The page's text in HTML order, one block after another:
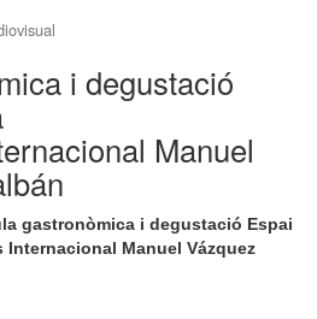
i degustació
Manuel
gastronòmica i degustació Espai
Internacional Manuel Vázquez